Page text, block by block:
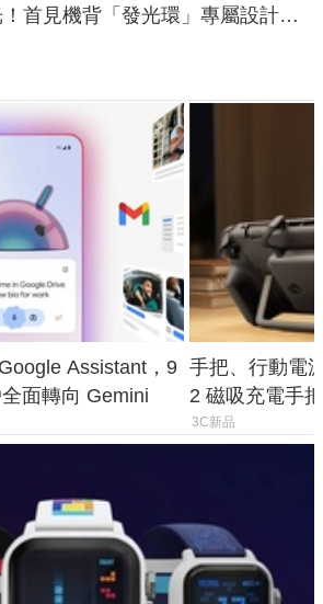
首見機背「發光環」專屬設計、
Assistant，9
面轉向 Gemini
手把、行動電
2 磁吸充電手
倍
3C新品